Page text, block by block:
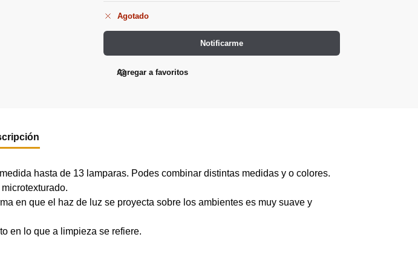
Agotado
Notificarme
Agregar a favoritos
hasta de 13 lamparas. Podes combinar distintas medidas y o colores.
en que el haz de luz se proyecta sobre los ambientes es muy suave y
en lo que a limpieza se refiere.